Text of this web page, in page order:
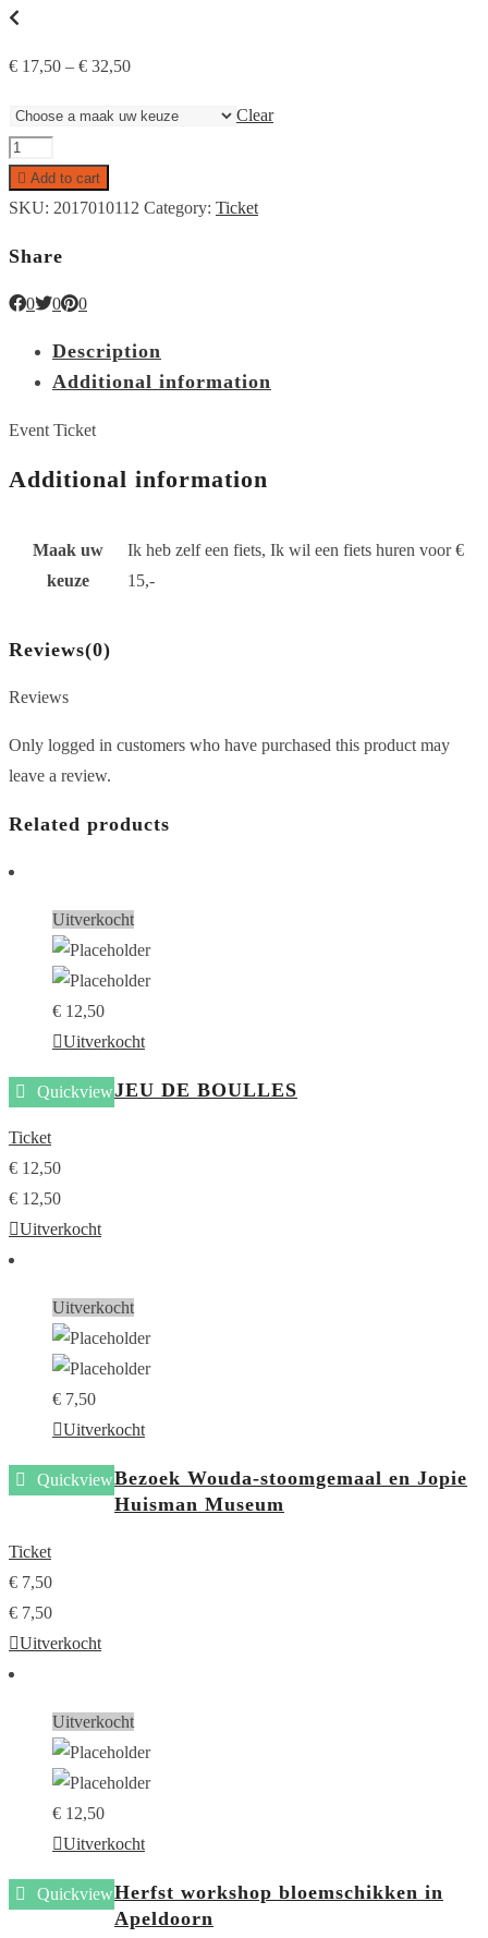
€ 17,50 – € 32,50
Clear
Happen
en
trappen
Kennemerland
quantity
Add to cart
SKU: 2017010112 Category: Ticket
Share
0 0 0
Description
Additional information
Event Ticket
Additional information
Maak uw
keuze
Ik heb zelf een fiets, Ik wil een fiets huren voor €
15,-
Reviews(0)
Reviews
Only logged in customers who have purchased this product may
leave a review.
Related products
Uitverkocht
€ 12,50
Uitverkocht
QuickviewJEU DE BOULLES
Ticket
€ 12,50
€ 12,50
Uitverkocht
Uitverkocht
€ 7,50
Uitverkocht
QuickviewBezoek Wouda-stoomgemaal en Jopie
Huisman Museum
Ticket
€ 7,50
€ 7,50
Uitverkocht
Uitverkocht
€ 12,50
Uitverkocht
QuickviewHerfst workshop bloemschikken in
Apeldoorn